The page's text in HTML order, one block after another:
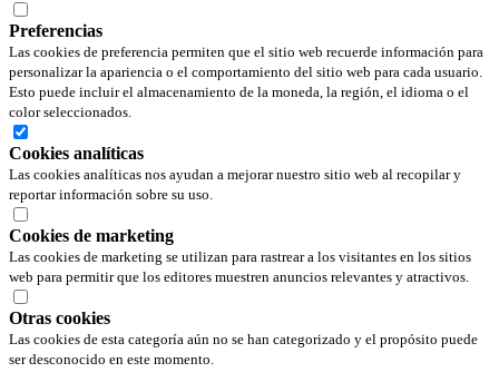
Preferencias
Las cookies de preferencia permiten que el sitio web recuerde información para
personalizar la apariencia o el comportamiento del sitio web para cada usuario.
Esto puede incluir el almacenamiento de la moneda, la región, el idioma o el
color seleccionados.
Cookies analíticas
Las cookies analíticas nos ayudan a mejorar nuestro sitio web al recopilar y
reportar información sobre su uso.
Cookies de marketing
Las cookies de marketing se utilizan para rastrear a los visitantes en los sitios
web para permitir que los editores muestren anuncios relevantes y atractivos.
Otras cookies
Las cookies de esta categoría aún no se han categorizado y el propósito puede
ser desconocido en este momento.